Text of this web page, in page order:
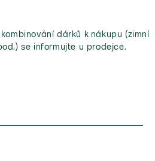
dárků k nákupu (zimní
se informujte u prodejce.